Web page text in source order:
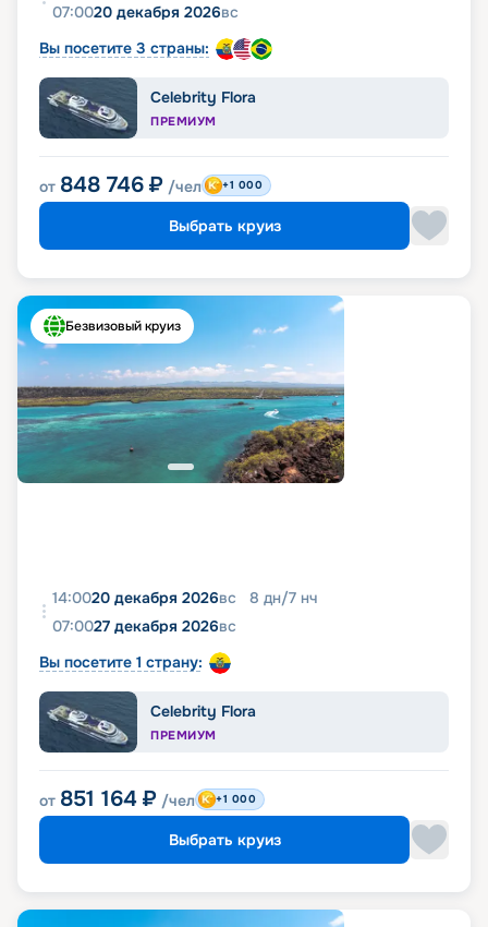
07:0020 декабря 2026вс
Вы посетите 3 страны:
Celebrity Flora
ПРЕМИУМ
от 848 746 ₽ /чел +1 000
Выбрать круиз
Безвизовый круиз
14:0020 декабря 2026вс 8 дн/7 нч
07:0027 декабря 2026вс
Вы посетите 1 страну:
Celebrity Flora
ПРЕМИУМ
от 851 164 ₽ /чел +1 000
Выбрать круиз